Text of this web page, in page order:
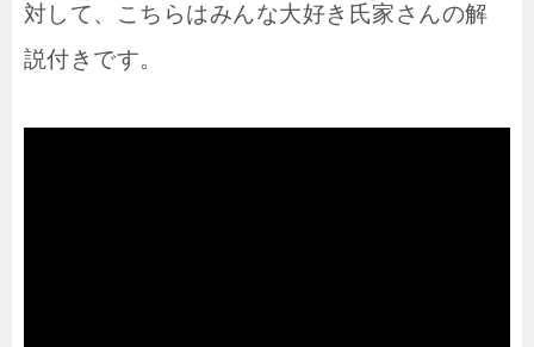
対して、こちらはみんな大好き氏家さんの解
説付きです。